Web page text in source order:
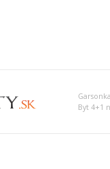
Byt 4+1